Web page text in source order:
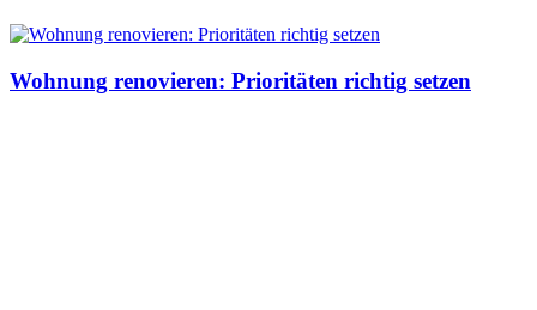
Wohnung renovieren: Prioritäten richtig setzen